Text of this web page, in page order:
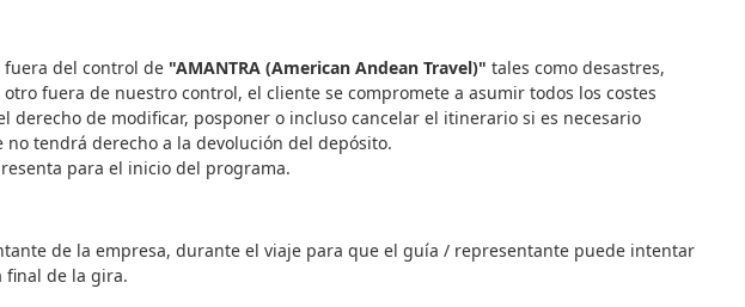
del control de "AMANTRA (American Andean Travel)" tales como desastres,
fuera de nuestro control, el cliente se compromete a asumir todos los costes
derecho de modificar, posponer o incluso cancelar el itinerario si es necesario
tendrá derecho a la devolución del depósito.
para el inicio del programa.
de la empresa, durante el viaje para que el guía / representante puede intentar
final de la gira.